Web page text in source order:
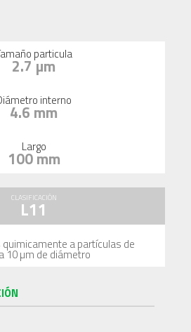
particula
2.7 µm
interno
4.6 mm
Largo
100 mm
CLASIFICACIÓN
L11
a partículas de
10 µm de diámetro